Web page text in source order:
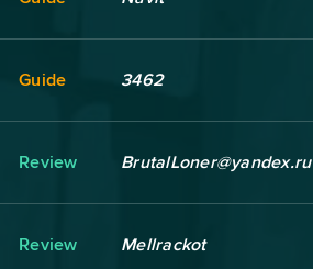
Guide 3462
Review BrutalLoner@yandex.ru
Review Mellrackot